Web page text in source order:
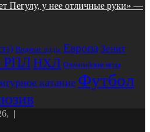
Пегулу, у нее отличные руки» —
Водные виды Европа Зенит
РПЛНХЛ Олимпийские игры
катание Футбол
|